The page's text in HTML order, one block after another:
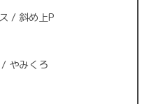
/ 斜め上P
やみくろ